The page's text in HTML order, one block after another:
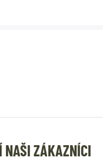
NAŠI ZÁKAZNÍCI